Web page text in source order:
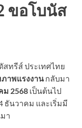
ขอโบนัส
ทรีส์ ประเทศไทย
าพแรงงานกลับมา
ม 2568 เป็นต้นไป
ธันวาคม และเริ่มมี
า